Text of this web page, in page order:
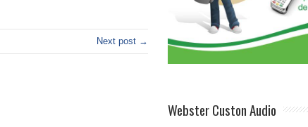
Next post →
Webster Custon Audio